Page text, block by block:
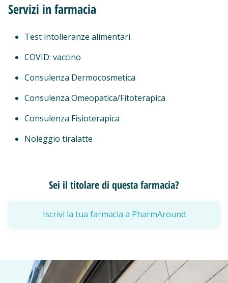
Servizi in farmacia
Test intolleranze alimentari
COVID: vaccino
Consulenza Dermocosmetica
Consulenza Omeopatica/Fitoterapica
Consulenza Fisioterapica
Noleggio tiralatte
Sei il titolare di questa farmacia?
Iscrivi la tua farmacia a PharmAround